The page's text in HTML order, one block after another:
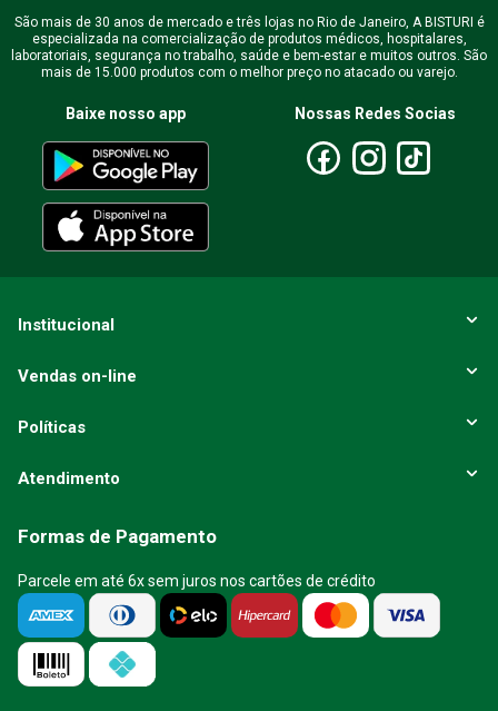
Escreva uma avaliação
ENVIAR AVALIAÇÃO
São mais de 30 anos de mercado e três lojas no Rio de Janeiro, A BISTURI é
especializada na comercialização de produtos médicos, hospitalares,
laboratoriais, segurança no trabalho, saúde e bem-estar e muitos outros. São
mais de 15.000 produtos com o melhor preço no atacado ou varejo.
Baixe nosso app Nossas Redes Socias
Institucional
Vendas on-line
Políticas
Atendimento
Formas de Pagamento
Parcele em até 6x sem juros nos cartões de crédito